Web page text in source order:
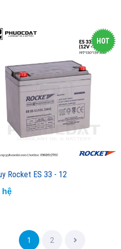
HOT
Rocket ES 33 - 12
hệ
1 2